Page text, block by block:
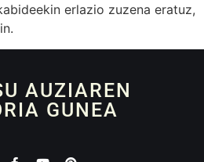
erlazio zuzena eratuz,
AUZIAREN
GUNEA